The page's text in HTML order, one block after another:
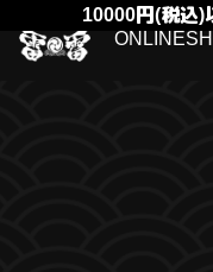
10000円(税込